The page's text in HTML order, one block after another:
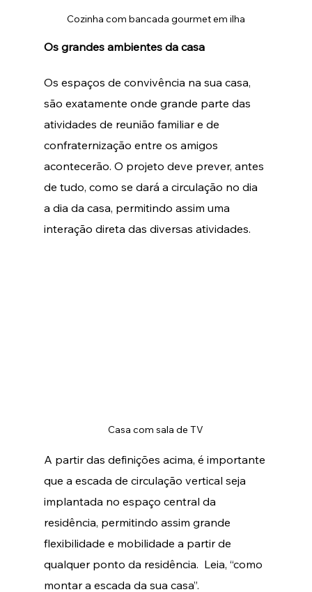
Cozinha com bancada gourmet em ilha
Os grandes ambientes da casa
Os espaços de convivência na sua casa,
são exatamente onde grande parte das
atividades de reunião familiar e de
confraternização entre os amigos
acontecerão. O projeto deve prever, antes
de tudo, como se dará a circulação no dia
a dia da casa, permitindo assim uma
interação direta das diversas atividades.
Casa com sala de TV
A partir das definições acima, é importante
que a escada de circulação vertical seja
implantada no espaço central da
residência, permitindo assim grande
flexibilidade e mobilidade a partir de
qualquer ponto da residência.  Leia, “como
montar a escada da sua casa”.